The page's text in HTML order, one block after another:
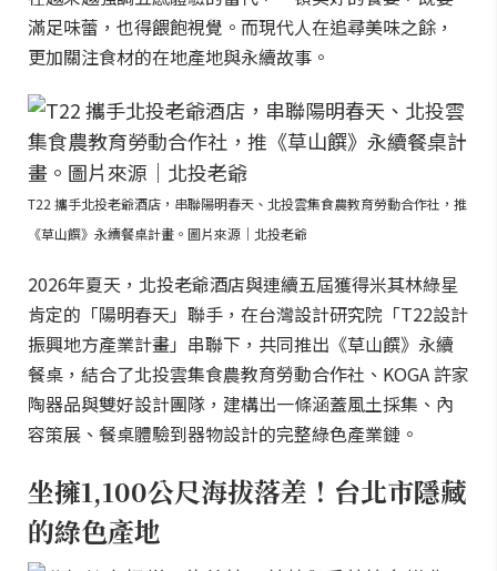
滿足味蕾，也得餵飽視覺。而現代人在追尋美味之餘，
更加關注食材的在地產地與永續故事。
T22 攜手北投老爺酒店，串聯陽明春天、北投雲集食農教育勞動合作社，推
《草山饌》永續餐桌計畫。圖片來源｜北投老爺
2026年夏天，北投老爺酒店與連續五屆獲得米其林綠星
肯定的「陽明春天」聯手，在台灣設計研究院「T22設計
振興地方產業計畫」串聯下，共同推出《草山饌》永續
餐桌，結合了北投雲集食農教育勞動合作社、KOGA 許家
陶器品與雙好設計團隊，建構出一條涵蓋風土採集、內
容策展、餐桌體驗到器物設計的完整綠色產業鏈。
坐擁1,100公尺海拔落差！台北市隱藏
的綠色產地